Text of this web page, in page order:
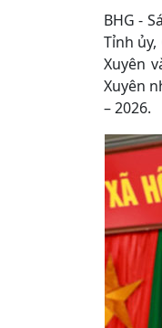
BHG -
Tỉnh
Xuyên
Xuyên
– 2026.